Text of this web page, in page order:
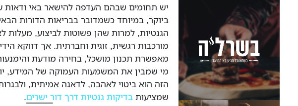
יש תחומים שבהם העדפה להישאר באי ודאות
ביוקר, במיוחד כשמדובר בבריאות הדורות
הגנטיות, למרות שהן פשוטות לביצוע, מעלות
מורכבות רגשית, זוגית וחברתית. אך דווקא
מאפשרת תכנון מושכל, בחירה מודעת
מי שמבין את המשמעות העמוקה של המידע,
הזה הוא ביטוי לאהבה, לדאגה אמיתית,
שמציעותבדיקות גנטיות דרך דור ישרים.